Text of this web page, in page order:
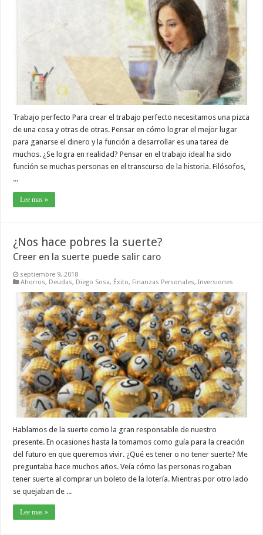
Trabajo perfecto Para crear el trabajo perfecto necesitamos una pizca
de una cosa y otras de otras. Pensar en cómo lograr el mejor lugar
para ganarse el dinero y la función a desarrollar es una tarea de
muchos. ¿Se logra en realidad? Pensar en el trabajo ideal ha sido
función se muchas personas en el transcurso de la historia. Filósofos,
...
Lee mas »
¿Nos hace pobres la suerte?
Creer en la suerte puede salir caro
septiembre 9, 2018
Ahorros, Deudas, Diego Sosa, Éxito, Finanzas Personales,Inversiones
Hablamos de la suerte como la gran responsable de nuestro
presente. En ocasiones hasta la tomamos como guía para la creación
del futuro en que queremos vivir. ¿Qué es tener o no tener suerte? Me
preguntaba hace muchos años. Veía cómo las personas rogaban
tener suerte al comprar un boleto de la lotería. Mientras por otro lado
se quejaban de ...
Lee mas »